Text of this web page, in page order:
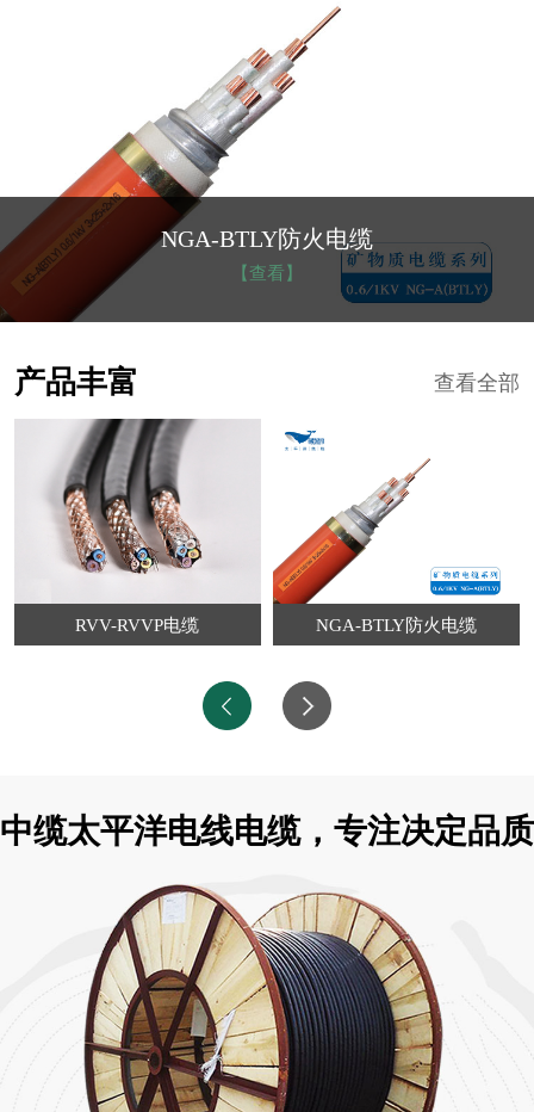
NGA-BTLY防火电缆
【查看】
查看全部
产品丰富
RVV-RVVP电缆 NGA-BTLY防火电缆
中缆太平洋电线电缆，专注决定品质